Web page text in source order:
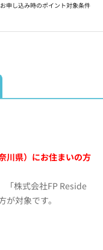
申し込み時のポイント対象条件
川県）にお住まいの方
「株式会社FP Reside
対象です。